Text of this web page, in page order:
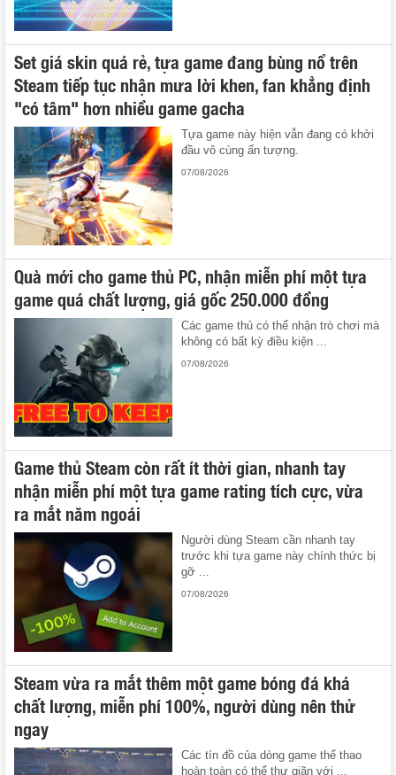
Set giá skin quá rẻ, tựa game đang bùng nổ trên
Steam tiếp tục nhận mưa lời khen, fan khẳng định
"có tâm" hơn nhiều game gacha
Tựa game này hiện vẫn đang có khởi
đầu vô cùng ấn tượng.
07/08/2026
Quà mới cho game thủ PC, nhận miễn phí một tựa
game quá chất lượng, giá gốc 250.000 đồng
Các game thủ có thể nhận trò chơi mà
không có bất kỳ điều kiện ...
07/08/2026
Game thủ Steam còn rất ít thời gian, nhanh tay
nhận miễn phí một tựa game rating tích cực, vừa
ra mắt năm ngoái
Người dùng Steam cần nhanh tay
trước khi tựa game này chính thức bị
gỡ ...
07/08/2026
Steam vừa ra mắt thêm một game bóng đá khá
chất lượng, miễn phí 100%, người dùng nên thử
ngay
Các tín đồ của dòng game thể thao
hoàn toàn có thể thư giãn với ...